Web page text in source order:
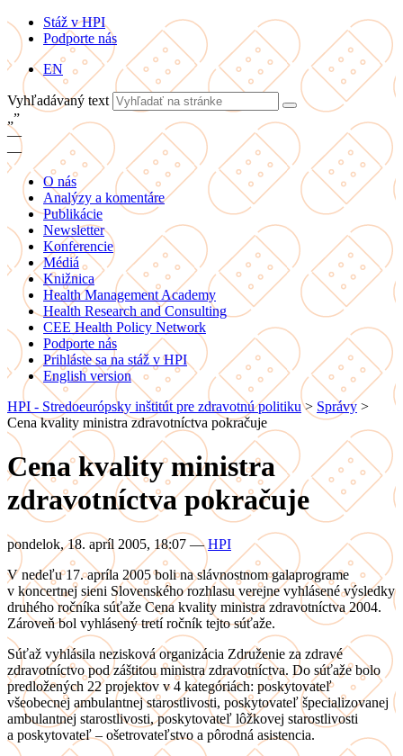
Stáž v HPI
Podporte nás
EN
Vyhľadávaný text
„”
—
—
O nás
Analýzy a komentáre
Publikácie
Newsletter
Konferencie
Médiá
Knižnica
Health Management Academy
Health Research and Consulting
CEE Health Policy Network
Podporte nás
Prihláste sa na stáž v HPI
English version
HPI - Stredoeurópsky inštitút pre zdravotnú politiku> Správy >
Cena kvality ministra zdravotníctva pokračuje
Cena kvality ministra
zdravotníctva pokračuje
pondelok, 18. apríl 2005, 18:07 — HPI
V nedeľu 17. apríla 2005 boli na slávnostnom galaprograme
v koncertnej sieni Slovenského rozhlasu verejne vyhlásené výsledky
druhého ročníka súťaže Cena kvality ministra zdravotníctva 2004.
Zároveň bol vyhlásený tretí ročník tejto súťaže.
Súťaž vyhlásila nezisková organizácia Združenie za zdravé
zdravotníctvo pod záštitou ministra zdravotníctva. Do súťaže bolo
predložených 22 projektov v 4 kategóriách: poskytovateľ
všeobecnej ambulantnej starostlivosti, poskytovateľ špecializovanej
ambulantnej starostlivosti, poskytovateľ lôžkovej starostlivosti
a poskytovateľ – ošetrovateľstvo a pôrodná asistencia.